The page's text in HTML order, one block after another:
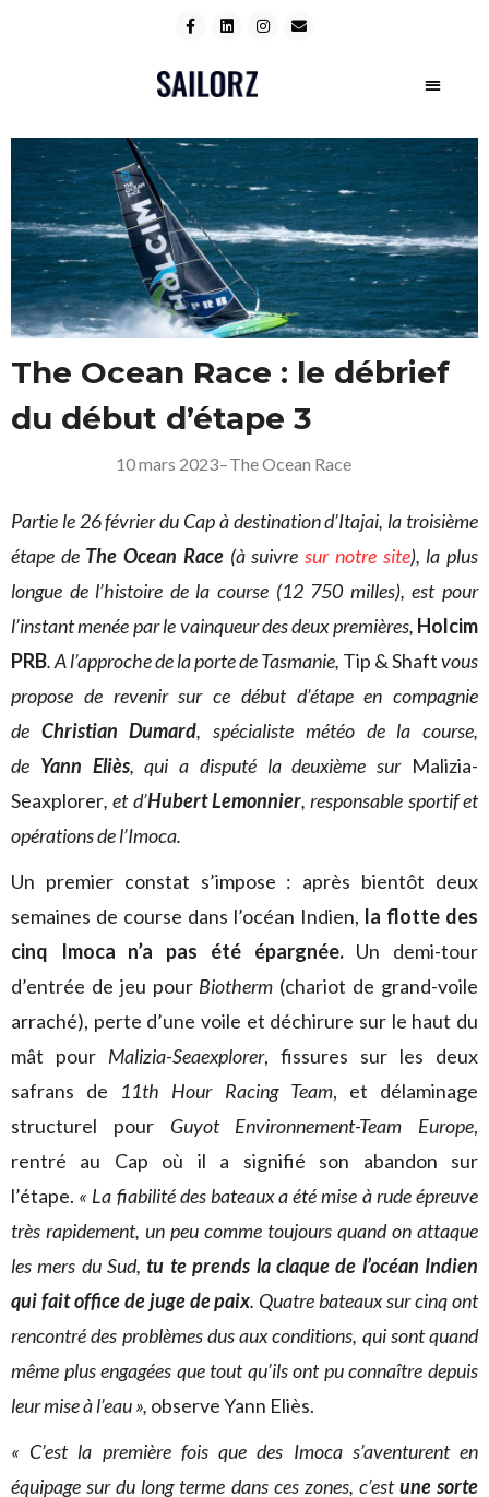
The Ocean Race : le débrief
du début d’étape 3
10 mars 2023–The Ocean Race
Partie le 26 février du Cap à destination d’Itajai, la troisième
étape de The Ocean Race (à suivresur notre site), la plus
longue de l’histoire de la course (12 750 milles), est pour
l’instant menée par le vainqueur des deux premières, Holcim
PRB. A l’approche de la porte de Tasmanie, Tip & Shaftvous
propose de revenir sur ce début d’étape en compagnie
de Christian Dumard, spécialiste météo de la course,
de Yann Eliès, qui a disputé la deuxième sur Malizia-
Seaxplorer, et d’Hubert Lemonnier, responsable sportif et
opérations de l’Imoca.
Un premier constat s’impose : après bientôt deux
semaines de course dans l’océan Indien, la flotte des
cinq Imoca n’a pas été épargnée.Un demi-tour
d’entrée de jeu pour Biotherm (chariot de grand-voile
arraché), perte d’une voile et déchirure sur le haut du
mât pour Malizia-Seaexplorer, fissures sur les deux
safrans de 11th Hour Racing Team, et délaminage
structurel pour Guyot Environnement-Team Europe,
rentré au Cap où il a signifié son abandon sur
l’étape. « La fiabilité des bateaux a été mise à rude épreuve
très rapidement, un peu comme toujours quand on attaque
les mers du Sud,tu te prends la claque de l’océan Indien
qui fait office de juge de paix. Quatre bateaux sur cinq ont
rencontré des problèmes dus aux conditions, qui sont quand
même plus engagées que tout qu’ils ont pu connaître depuis
leur mise à l’eau », observe Yann Eliès.
« C’est la première fois que des Imoca s’aventurent en
équipage sur du long terme dans ces zones, c’estune sorte